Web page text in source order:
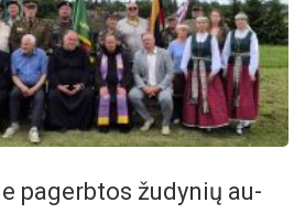
pa­gerb­tos žu­dy­nių au­